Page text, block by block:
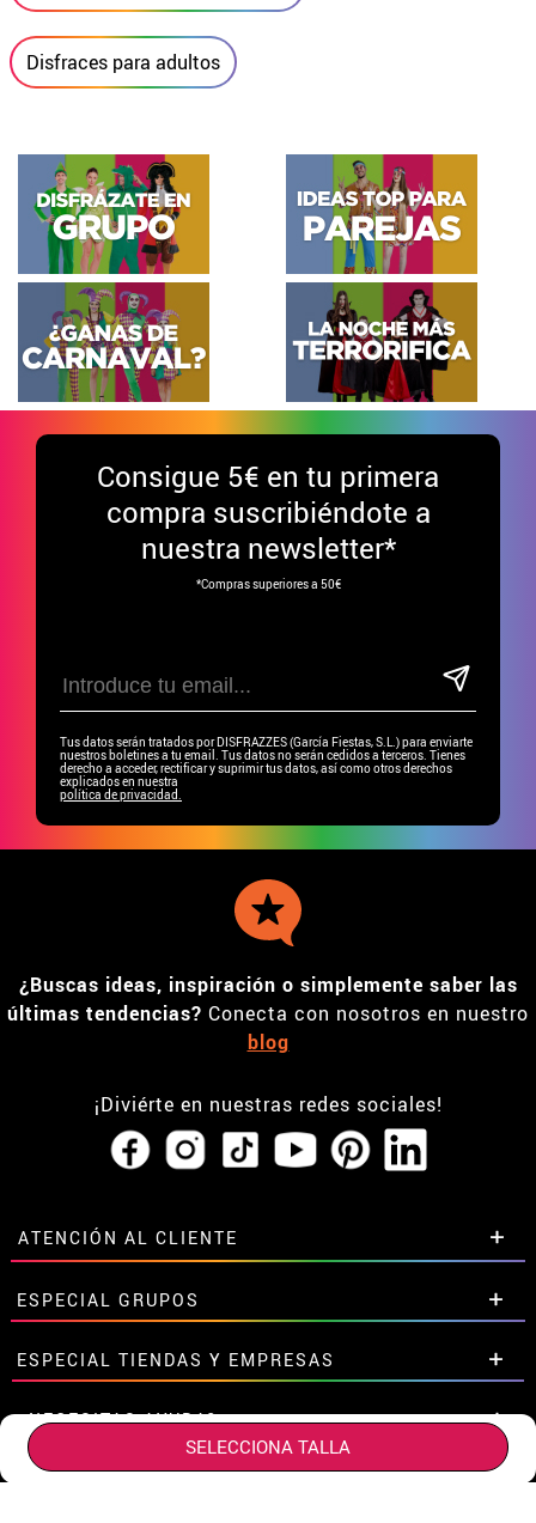
SELECCIONA TALLA
Disfraces para adultos
Consigue 5€ en tu primera
compra suscribiéndote a
nuestra newsletter*
*Compras superiores a 50€
Tus datos serán tratados por DISFRAZZES (García Fiestas, S.L.) para enviarte
nuestros boletines a tu email. Tus datos no serán cedidos a terceros. Tienes
derecho a acceder, rectificar y suprimir tus datos, así como otros derechos
explicados en nuestra
política de privacidad.
¿Buscas ideas, inspiración o simplemente saber las
últimas tendencias? Conecta con nosotros en nuestro
blog
¡Diviérte en nuestras redes sociales!
ATENCIÓN AL CLIENTE
• Horario tienda IBI
•Descuento estudiantes
• Sobre nosotros
• Condiciones de venta
• Aviso legalyPrivacidad
• Atencion al cliente
• Uso de Cookies
ESPECIAL GRUPOS
Descuentos especiales para grupos.
Contáctanos aquí
ESPECIAL TIENDAS Y EMPRESAS
Descuentos exclusivos para tiendas y empresas.
Contáctanos aquí
¿NECESITAS AYUDA?
Aún no he hecho mi pedido
¿DÓNDE ESTAMOS?